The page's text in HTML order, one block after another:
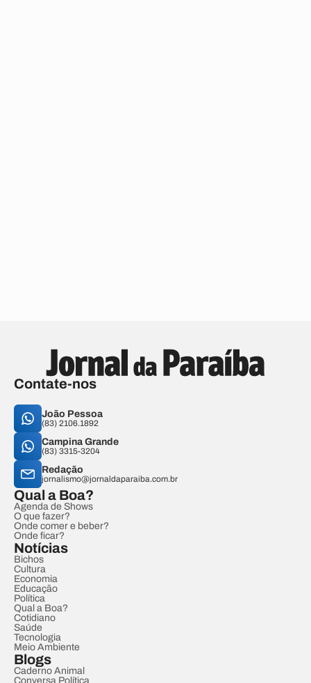
Contate-nos
João Pessoa
(83) 2106.1892
Campina Grande
(83) 3315-3204
Redação
jornalismo@jornaldaparaiba.com.br
Qual a Boa?
Agenda de Shows
O que fazer?
Onde comer e beber?
Onde ficar?
Notícias
Bichos
Cultura
Economia
Educação
Política
Qual a Boa?
Cotidiano
Saúde
Tecnologia
Meio Ambiente
Blogs
Caderno Animal
Conversa Política